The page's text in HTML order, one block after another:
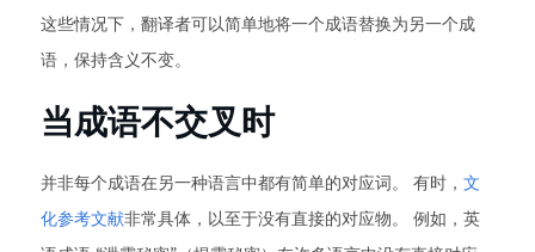
这些情况下，翻译者可以简单地将一个成语替换为另一个成
语，保持含义不变。
当成语不交叉时
并非每个成语在另一种语言中都有简单的对应词。 有时， 文
化参考文献非常具体，以至于没有直接的对应物。 例如，英